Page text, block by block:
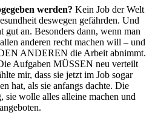
werden? Kein Job der Welt
deswegen gefährden. Und
gut an. Besonders dann, wenn man
anderen recht machen will – und
ANDEREN die Arbeit abnimmt.
Aufgaben MÜSSEN neu verteilt
mir, dass sie jetzt im Job sogar
hat, als sie anfangs dachte. Die
wolle alles alleine machen und